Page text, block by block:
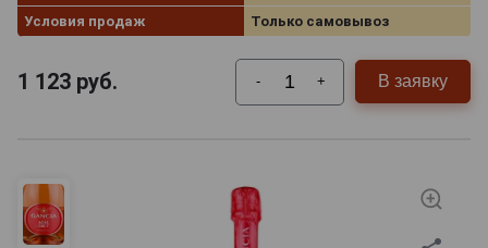
Условия продаж
Только самовывоз
1 123 руб. - + В заявку